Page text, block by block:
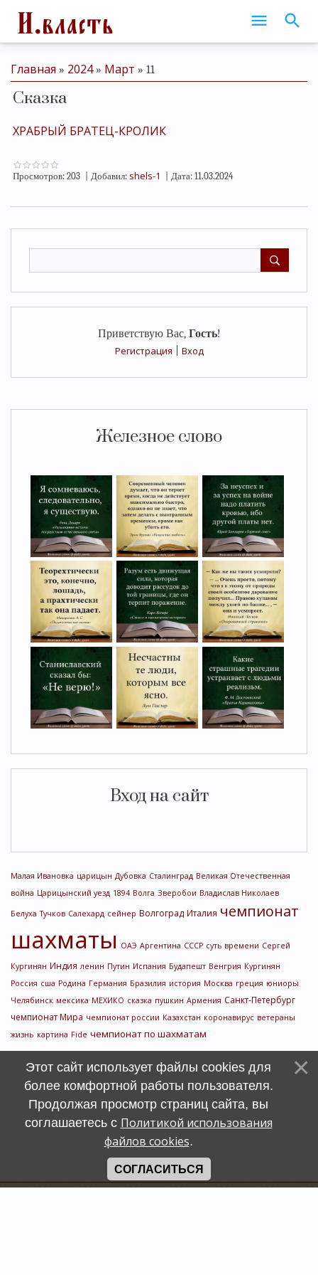
Приветствую Вас, Гость!
Регистрация
Вход
Железное слово
Вход на сайт
Малая Ивановка царицын Дубовка Сталинград Великая Отечественная
война Царицынский уезд 1894 Волга Зверобои Владислав Николаев
Белуха Тучков Салехард сейнер Волгоград Италия чемпионат
шахматы ОАЭ Аргентина СССР суть времени Сергей
Кургинян Индия ленин Путин Испания Будапешт Венгрия Кургинян
Россия сша Родина Германия Бразилия история Москва греция юниоры
Челябинск мексика МЕХИКО сказка пушкин Армения Санкт-Петербург
чемпионат Мира чемпионат россии Казахстан коронавирус ветераны
жизнь картина Fide чемпионат по шахматам
Главная » 2024 » Март » 11
Сказка
ХРАБРЫЙ БРАТЕЦ-КРОЛИК
Просмотров: 203 Добавил: shels-1 Дата: 11.03.2024
Этот сайт использует файлы cookies для
более комфортной работы пользователя.
Продолжая просмотр страниц сайта, вы
соглашаетесь с Политикой использования
файлов cookies.
СОГЛАСИТЬСЯ